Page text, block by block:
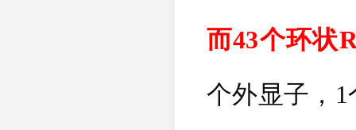
而43个环状
个外显子， 1